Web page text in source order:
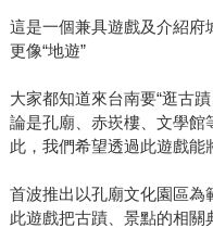
這是一個兼具遊戲及介紹府
更像“地遊”
大家都知道來台南要“逛古
論是孔廟、赤崁樓、文學館
此，我們希望透過此遊戲能
首波推出以孔廟文化園區為
此遊戲把古蹟、景點的相